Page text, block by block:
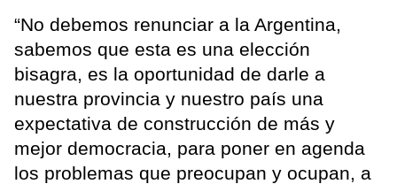
“No debemos renunciar a la Argentina,
sabemos que esta es una elección
bisagra, es la oportunidad de darle a
nuestra provincia y nuestro país una
expectativa de construcción de más y
mejor democracia, para poner en agenda
los problemas que preocupan y ocupan, a